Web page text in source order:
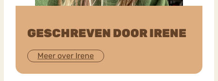
GESCHREVEN DOOR IRENE
Meer over Irene